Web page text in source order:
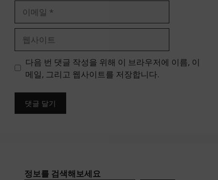
일
트
다음 번 댓글 작성을 위해 이 브라우저에 이름, 이
메일, 그리고 웹사이트를 저장합니다.
정보를 검색해보세요